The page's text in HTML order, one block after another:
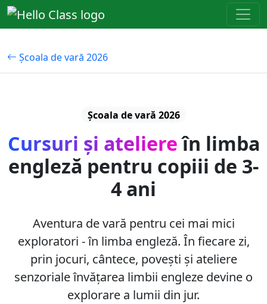
Școala de vară 2026
Școala de vară 2026
Cursuri și ateliereîn limba
engleză pentru copiii de 3-
4 ani
Aventura de vară pentru cei mai mici
exploratori - în limba engleză. În fiecare zi,
prin jocuri, cântece, povești și ateliere
senzoriale învățarea limbii engleze devine o
explorare a lumii din jur.